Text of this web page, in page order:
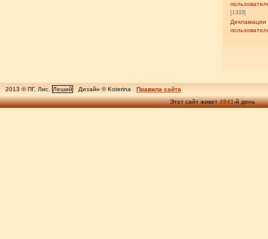
[1333]
Декламации
2013 © ПГ, Лис, Леший Дизайн © Koterina
Правила сайта
Этот сайт живет4941-й день